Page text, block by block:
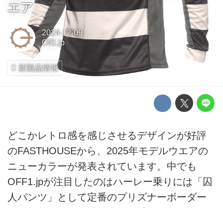
エア
2024-12-09
Off1.jp
新製品情報
どこかレトロ感を感じさせるデザインが好評
のFASTHOUSEから、2025年モデルウエアの
ニューカラーが発表されています。中でも
OFF1.jpが注目したのはハーレー乗りには「囚
人パンツ」として定番のプリズナーボーダー